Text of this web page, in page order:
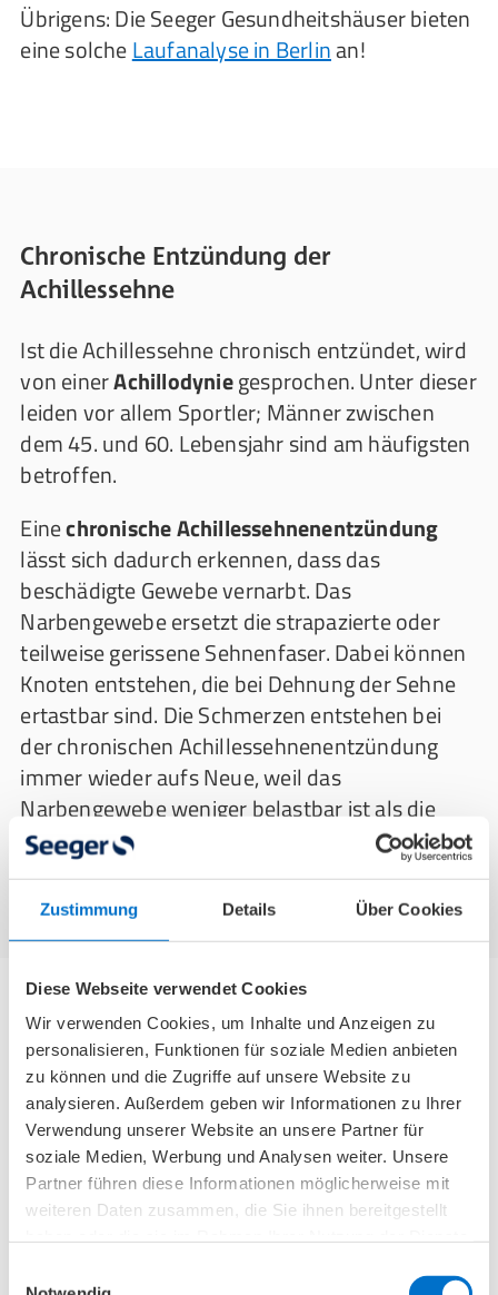
Zustimmung Details Über Cookies
Diese Webseite verwendet Cookies
Wir verwenden Cookies, um Inhalte und Anzeigen zu
personalisieren, Funktionen für soziale Medien anbieten
zu können und die Zugriffe auf unsere Website zu
analysieren. Außerdem geben wir Informationen zu Ihrer
Verwendung unserer Website an unsere Partner für
soziale Medien, Werbung und Analysen weiter. Unsere
Partner führen diese Informationen möglicherweise mit
weiteren Daten zusammen, die Sie ihnen bereitgestellt
Übrigens: Die Seeger Gesundheitshäuser bieten
eine solcheLaufanalyse in Berlinan!
Chronische Entzündung der
Achillessehne
Ist die Achillessehne chronisch entzündet, wird
von einerAchillodyniegesprochen. Unter dieser
leiden vor allem Sportler; Männer zwischen
dem 45. und 60. Lebensjahr sind am häufigsten
betroffen.
Einechronische Achillessehnenentzündung
lässt sich dadurch erkennen, dass das
beschädigte Gewebe vernarbt. Das
Narbengewebe ersetzt die strapazierte oder
teilweise gerissene Sehnenfaser. Dabei können
Knoten entstehen, die bei Dehnung der Sehne
ertastbar sind. Die Schmerzen entstehen bei
der chronischen Achillessehnenentzündung
immer wieder aufs Neue, weil das
Narbengewebe weniger belastbar ist als die
Sehne.
Achillessehne entzündet – was tun?
Die Therapie einer Achillessehnenentzündung
kann operativ sowie konservativ erfolgen. Bei
einer chronischen Achillessehnenentzündung
wird die Behandlung angepasst, da das